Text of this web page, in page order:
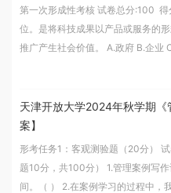
第一次形成性考核 试卷总分:100
位。是将科技成果以产品或服务的
推广产生社会价值。 A.政府 B.企业
天津开放大学2024年秋学期
案】
形考任务1：客观测验题（20分）
题10分，共100分） 1.管理案例写
间。（ ） 2.在案例学习的过程中，